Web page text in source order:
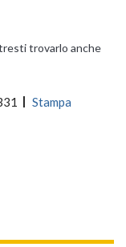
trovarlo anche
Stampa